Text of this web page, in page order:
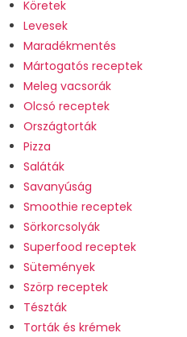
Köretek
Levesek
Maradékmentés
Mártogatós receptek
Meleg vacsorák
Olcsó receptek
Országtorták
Pizza
Saláták
Savanyúság
Smoothie receptek
Sörkorcsolyák
Superfood receptek
Sütemények
Szörp receptek
Tészták
Torták és krémek